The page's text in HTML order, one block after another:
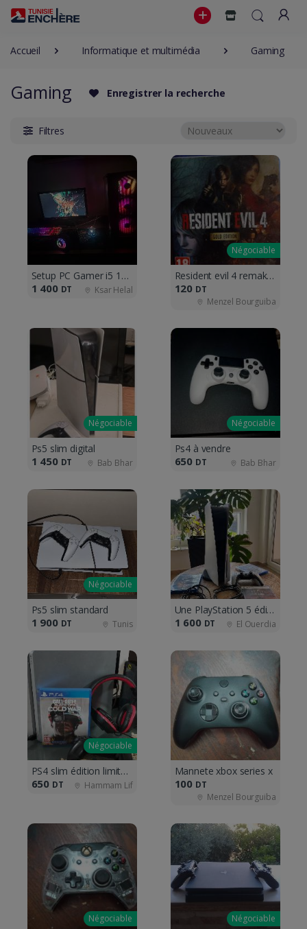
Accueil Informatique et multimédia Gaming
Gaming Enregistrer la recherche
Filtres
Setup PC Gamer i5 10ème Gen / GTX 1650 O
1 400 DT Ksar Helal
Négociable
Resident evil 4 remake gold edition
120 DT
Menzel Bourguiba
Négociable
Ps5 slim digital
1 450 DT Bab Bhar
Négociable
Ps4 à vendre
650 DT Bab Bhar
Négociable
Ps5 slim standard
1 900 DT Tunis
Une PlayStation 5 édition CD 💿🇩🇪
1 600 DT El Ouerdia
Négociable
PS4 slim édition limitée 500 Go
650 DT Hammam Lif
Mannete xbox series x
100 DT
Menzel Bourguiba
Négociable Négociable